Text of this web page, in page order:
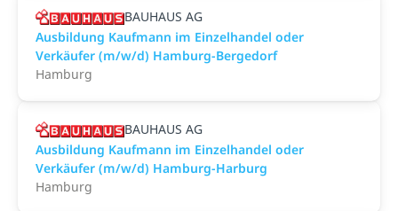
BAUHAUS AG
Ausbildung Kaufmann im Einzelhandel oder
Verkäufer (m/w/d) Hamburg-Bergedorf
Hamburg
BAUHAUS AG
Ausbildung Kaufmann im Einzelhandel oder
Verkäufer (m/w/d) Hamburg-Harburg
Hamburg